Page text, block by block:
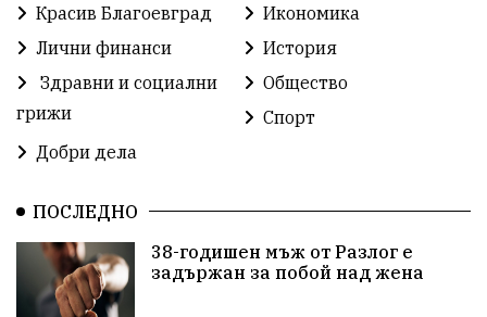
Прокуратура
Избори Икономика побой алкохол
Общински съвет
Красива България АМ Струма Белица
Красив Благоевград
Икономика
Лични финанси
История
Здравни и социални
грижи
Общество
Спорт
Добри дела
ПОСЛЕДНО
38-годишен мъж от Разлог е
задържан за побой над жена